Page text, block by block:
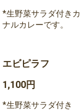
*生野菜サラダ付き
ナルカレーです。
エビピラフ
1,100円
*生野菜サラダ付き